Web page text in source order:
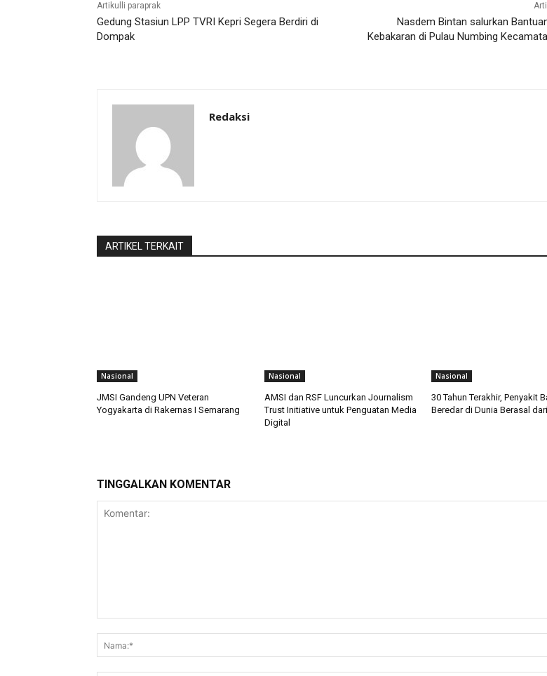
Artikulli paraprak
Gedung Stasiun LPP TVRI Kepri Segera Berdiri di
Dompak
Nasdem Bintan salurkan
Kebakaran di Pulau Numbing
Redaksi
ARTIKEL TERKAIT
Nasional
JMSI Gandeng UPN Veteran
Yogyakarta di Rakernas I Semarang
Nasional
AMSI dan RSF Luncurkan Journalism
Trust Initiative untuk Penguatan Media
Digital
Nasional
30 Tahun Terakhir, Penyakit
Beredar di Dunia Berasal
TINGGALKAN KOMENTAR